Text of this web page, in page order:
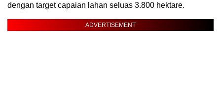
dengan target capaian lahan seluas 3.800 hektare.
ADVERTISEMENT